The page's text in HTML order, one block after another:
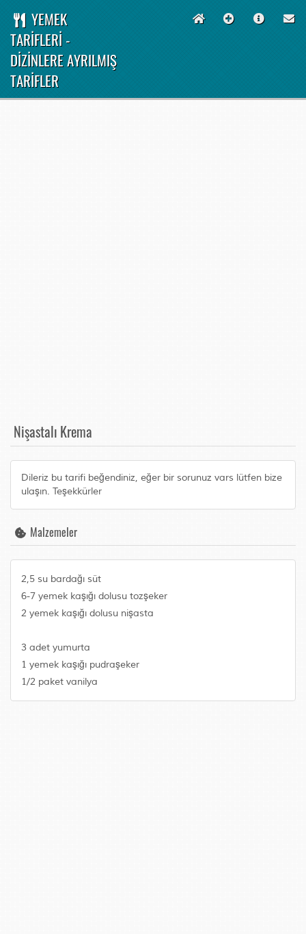
YEMEK
TARİFLERİ -
DİZİNLERE AYRILMIŞ
TARİFLER
Nişastalı Krema
Dileriz bu tarifi beğendiniz, eğer bir sorunuz vars lütfen bize
ulaşın. Teşekkürler
Malzemeler
2,5 su bardağı süt
6-7 yemek kaşığı dolusu tozşeker
2 yemek kaşığı dolusu nişasta
3 adet yumurta
1 yemek kaşığı pudraşeker
1/2 paket vanilya